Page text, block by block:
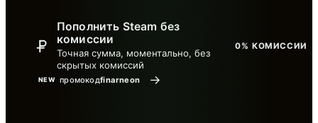
0% КОМИССИИ
NEW промокодfinarneon
Пополнить Steam без
комиссии
Точная сумма, моментально, без
скрытых комиссий
→